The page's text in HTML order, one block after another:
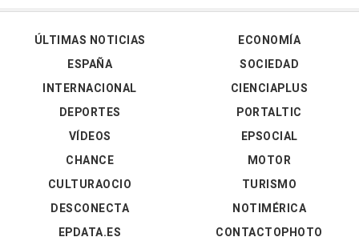
ÚLTIMAS NOTICIAS
ESPAÑA
INTERNACIONAL
DEPORTES
VÍDEOS
ECONOMÍA
SOCIEDAD
CIENCIAPLUS
PORTALTIC
EPSOCIAL
CHANCE
CULTURAOCIO
DESCONECTA
EPDATA.ES
MOTOR
TURISMO
NOTIMÉRICA
CONTACTOPHOTO